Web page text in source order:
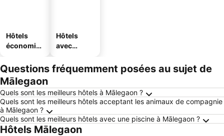
Hôtels
économiq
Hôtels
avec
Questions fréquemment posées au sujet de
Mālegaon
Quels sont les meilleurs hôtels à Mālegaon ?
Quels sont les meilleurs hôtels acceptant les animaux de compagnie
à Mālegaon ?
Quels sont les meilleurs hôtels avec une piscine à Mālegaon ?
Hôtels Mālegaon